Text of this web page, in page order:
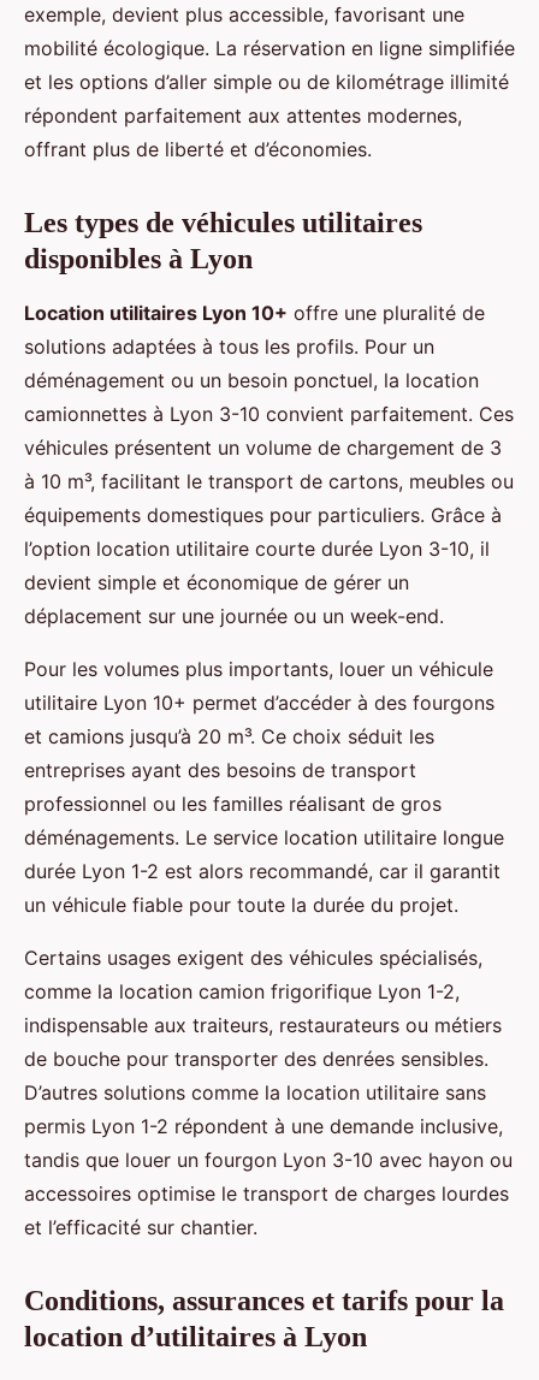
exemple, devient plus accessible, favorisant une
mobilité écologique. La réservation en ligne simplifiée
et les options d’aller simple ou de kilométrage illimité
répondent parfaitement aux attentes modernes,
offrant plus de liberté et d’économies.
Les types de véhicules utilitaires
disponibles à Lyon
Location utilitaires Lyon 10+ offre une pluralité de
solutions adaptées à tous les profils. Pour un
déménagement ou un besoin ponctuel, la location
camionnettes à Lyon 3-10 convient parfaitement. Ces
véhicules présentent un volume de chargement de 3
à 10 m³, facilitant le transport de cartons, meubles ou
équipements domestiques pour particuliers. Grâce à
l’option location utilitaire courte durée Lyon 3-10, il
devient simple et économique de gérer un
déplacement sur une journée ou un week-end.
Pour les volumes plus importants, louer un véhicule
utilitaire Lyon 10+ permet d’accéder à des fourgons
et camions jusqu’à 20 m³. Ce choix séduit les
entreprises ayant des besoins de transport
professionnel ou les familles réalisant de gros
déménagements. Le service location utilitaire longue
durée Lyon 1-2 est alors recommandé, car il garantit
un véhicule fiable pour toute la durée du projet.
Certains usages exigent des véhicules spécialisés,
comme la location camion frigorifique Lyon 1-2,
indispensable aux traiteurs, restaurateurs ou métiers
de bouche pour transporter des denrées sensibles.
D’autres solutions comme la location utilitaire sans
permis Lyon 1-2 répondent à une demande inclusive,
tandis que louer un fourgon Lyon 3-10 avec hayon ou
accessoires optimise le transport de charges lourdes
et l’efficacité sur chantier.
Conditions, assurances et tarifs pour la
location d’utilitaires à Lyon